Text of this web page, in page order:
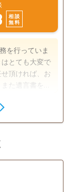
相談
無料
を行っていま
とても大変で
頂ければ、お
た遺言書を書
の終活をご案